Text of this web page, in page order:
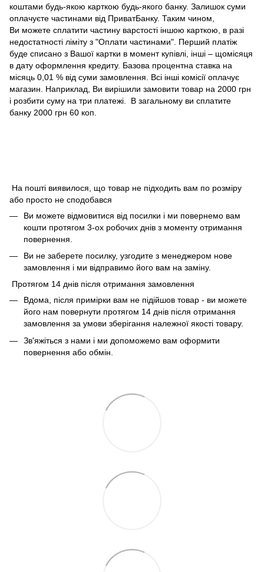
коштами будь-якою карткою будь-якого банку. Залишок суми
оплачуєте частинами від ПриватБанку. Таким чином,
Ви можете сплатити частину варстості іншою карткою, в разі
недостатності ліміту з "Оплати частинами". Перший платіж
буде списано з Вашої картки в момент купівлі, інші – щомісяця
в дату оформлення кредиту. Базова процентна ставка на
місяць 0,01 % від суми замовлення. Всі інші комісії оплачує
магазин. Наприклад, Ви вирішили замовити товар на 2000 грн
і розбити суму на три платежі. В загальному ви сплатите
банку 2000 грн 60 коп.
На пошті виявилося, що товар не підходить вам по розміру
або просто не сподобався
Ви можете відмовитися від посилки і ми повернемо вам
кошти протягом 3-ох робочих днів з моменту отримання
повернення.
Ви не заберете посилку, узгодите з менеджером нове
замовлення і ми відправимо його вам на заміну.
Протягом 14 днів після отримання замовлення
Вдома, після примірки вам не підійшов товар - ви можете
його нам повернути протягом 14 днів після отримання
замовлення за умови зберігання належної якості товару.
Зв'яжіться з нами і ми допоможемо вам оформити
повернення або обмін.